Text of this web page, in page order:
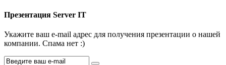
Презентация Server IT
Укажите ваш e-mail адрес для получения презентации о нашей
компании. Спама нет :)